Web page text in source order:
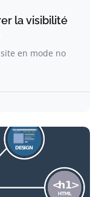
la visibilité
en mode no